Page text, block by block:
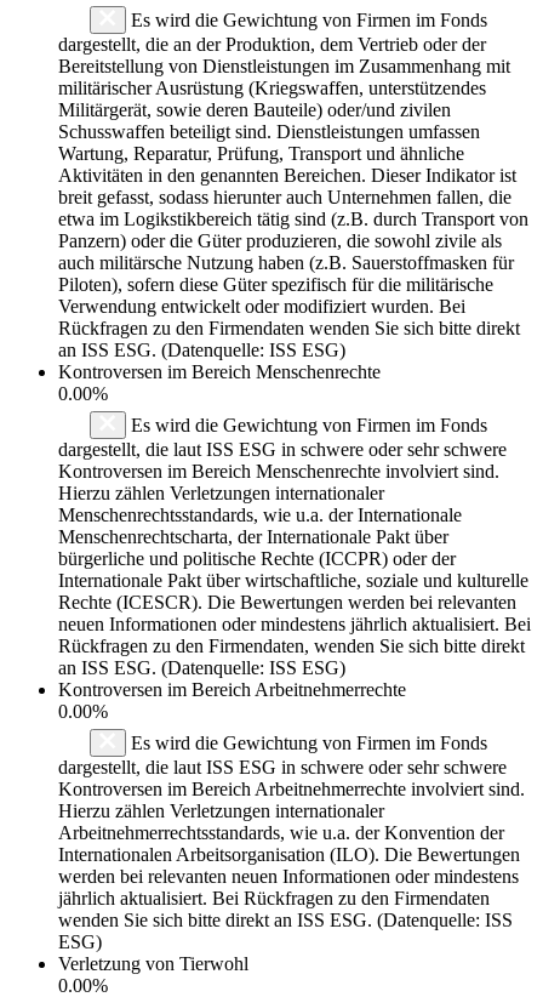
Es wird die Gewichtung von Firmen im Fonds
dargestellt, die an der Produktion, dem Vertrieb oder der
Bereitstellung von Dienstleistungen im Zusammenhang mit
militärischer Ausrüstung (Kriegswaffen, unterstützendes
Militärgerät, sowie deren Bauteile) oder/und zivilen
Schusswaffen beteiligt sind. Dienstleistungen umfassen
Wartung, Reparatur, Prüfung, Transport und ähnliche
Aktivitäten in den genannten Bereichen. Dieser Indikator ist
breit gefasst, sodass hierunter auch Unternehmen fallen, die
etwa im Logikstikbereich tätig sind (z.B. durch Transport von
Panzern) oder die Güter produzieren, die sowohl zivile als
auch militärsche Nutzung haben (z.B. Sauerstoffmasken für
Piloten), sofern diese Güter spezifisch für die militärische
Verwendung entwickelt oder modifiziert wurden. Bei
Rückfragen zu den Firmendaten wenden Sie sich bitte direkt
an ISS ESG. (Datenquelle: ISS ESG)
Kontroversen im Bereich Menschenrechte
0.00%
Es wird die Gewichtung von Firmen im Fonds
dargestellt, die laut ISS ESG in schwere oder sehr schwere
Kontroversen im Bereich Menschenrechte involviert sind.
Hierzu zählen Verletzungen internationaler
Menschenrechtsstandards, wie u.a. der Internationale
Menschenrechtscharta, der Internationale Pakt über
bürgerliche und politische Rechte (ICCPR) oder der
Internationale Pakt über wirtschaftliche, soziale und kulturelle
Rechte (ICESCR). Die Bewertungen werden bei relevanten
neuen Informationen oder mindestens jährlich aktualisiert. Bei
Rückfragen zu den Firmendaten, wenden Sie sich bitte direkt
an ISS ESG. (Datenquelle: ISS ESG)
Kontroversen im Bereich Arbeitnehmerrechte
0.00%
Es wird die Gewichtung von Firmen im Fonds
dargestellt, die laut ISS ESG in schwere oder sehr schwere
Kontroversen im Bereich Arbeitnehmerrechte involviert sind.
Hierzu zählen Verletzungen internationaler
Arbeitnehmerrechtsstandards, wie u.a. der Konvention der
Internationalen Arbeitsorganisation (ILO). Die Bewertungen
werden bei relevanten neuen Informationen oder mindestens
jährlich aktualisiert. Bei Rückfragen zu den Firmendaten
wenden Sie sich bitte direkt an ISS ESG. (Datenquelle: ISS
ESG)
Verletzung von Tierwohl
0.00%